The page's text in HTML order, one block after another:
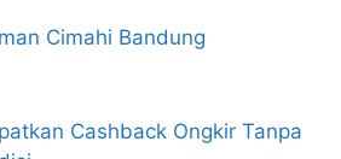
Cimahi Bandung
Cashback Ongkir Tanpa